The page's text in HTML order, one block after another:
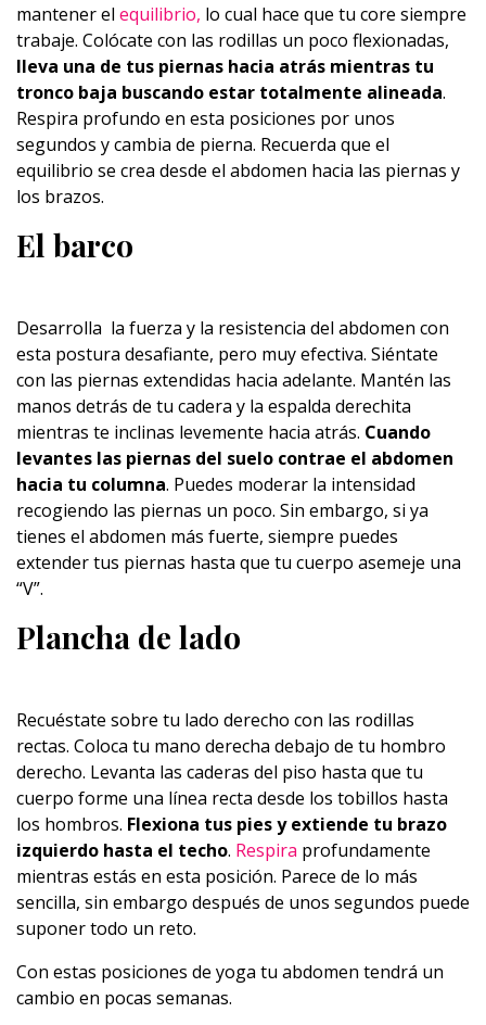
mantener el equilibrio, lo cual hace que tu core siempre
trabaje. Colócate con las rodillas un poco flexionadas,
lleva una de tus piernas hacia atrás mientras tu
tronco baja buscando estar totalmente alineada.
Respira profundo en esta posiciones por unos
segundos y cambia de pierna. Recuerda que el
equilibrio se crea desde el abdomen hacia las piernas y
los brazos.
El barco
Desarrolla la fuerza y ​​la resistencia del abdomen con
esta postura desafiante, pero muy efectiva. Siéntate
con las piernas extendidas hacia adelante. Mantén las
manos detrás de tu cadera y la espalda derechita
mientras te inclinas levemente hacia atrás. Cuando
levantes las piernas del suelo contrae el abdomen
hacia tu columna. Puedes moderar la intensidad
recogiendo las piernas un poco. Sin embargo, si ya
tienes el abdomen más fuerte, siempre puedes
extender tus piernas hasta que tu cuerpo asemeje una
“V”.
Plancha de lado
Recuéstate sobre tu lado derecho con las rodillas
rectas. Coloca tu mano derecha debajo de tu hombro
derecho. Levanta las caderas del piso hasta que tu
cuerpo forme una línea recta desde los tobillos hasta
los hombros. Flexiona tus pies y extiende tu brazo
izquierdo hasta el techo. Respira profundamente
mientras estás en esta posición. Parece de lo más
sencilla, sin embargo después de unos segundos puede
suponer todo un reto.
Con estas posiciones de yoga tu abdomen tendrá un
cambio en pocas semanas.